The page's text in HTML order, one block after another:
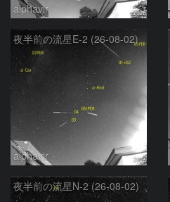
alphavir
夜半前の流星E-2 (26-08-02)
alphavir
夜半前の流星N-2 (26-08-02)